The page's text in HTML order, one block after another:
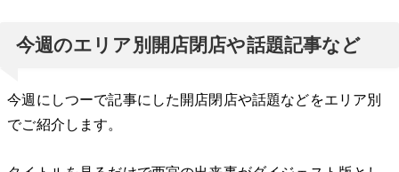
今週のエリア別開店閉店や話題記事など
今週にしつーで記事にした開店閉店や話題などをエリア別
でご紹介します。